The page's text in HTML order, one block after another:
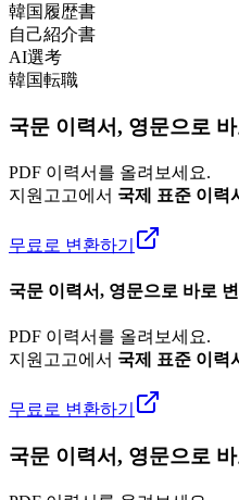
韓国履歴書
自己紹介書
AI選考
韓国転職
국문 이력서, 영문으로
PDF 이력서를 올려보세요.
지원고고에서 국제 표준 이력
무료로 변환하기
국문 이력서, 영문으로 바로
PDF 이력서를 올려보세요.
지원고고에서 국제 표준 이력
무료로 변환하기
국문 이력서, 영문으로